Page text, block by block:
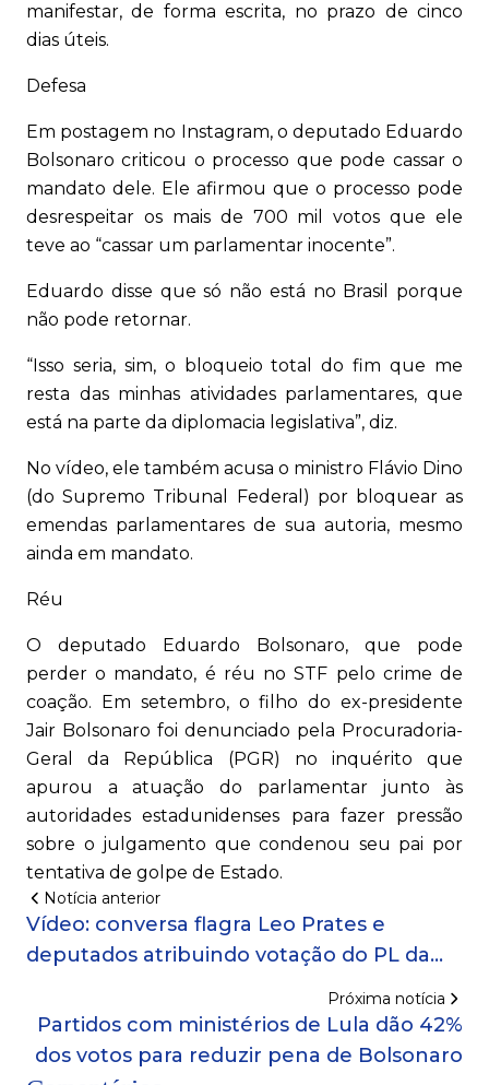
manifestar, de forma escrita, no prazo de cinco
dias úteis.
Defesa
Em postagem no Instagram, o deputado Eduardo
Bolsonaro criticou o processo que pode cassar o
mandato dele. Ele afirmou que o processo pode
desrespeitar os mais de 700 mil votos que ele
teve ao “cassar um parlamentar inocente”.
Eduardo disse que só não está no Brasil porque
não pode retornar.
“Isso seria, sim, o bloqueio total do fim que me
resta das minhas atividades parlamentares, que
está na parte da diplomacia legislativa”, diz.
No vídeo, ele também acusa o ministro Flávio Dino
(do Supremo Tribunal Federal) por bloquear as
emendas parlamentares de sua autoria, mesmo
ainda em mandato.
Réu
O deputado Eduardo Bolsonaro, que pode
perder o mandato, é réu no STF pelo crime de
coação. Em setembro, o filho do ex-presidente
Jair Bolsonaro foi denunciado pela Procuradoria-
Geral da República (PGR) no inquérito que
apurou a atuação do parlamentar junto às
autoridades estadunidenses para fazer pressão
sobre o julgamento que condenou seu pai por
tentativa de golpe de Estado.
Notícia anterior
Vídeo: conversa flagra Leo Prates e
deputados atribuindo votação do PL da
Dosimetria à insatisfação com liberação de
emendas
Próxima notícia
Partidos com ministérios de Lula dão 42%
dos votos para reduzir pena de Bolsonaro